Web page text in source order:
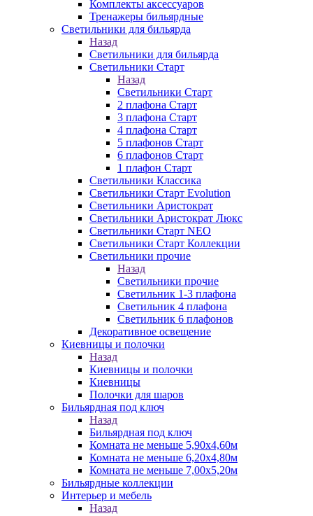
Комплекты аксессуаров
Тренажеры бильярдные
Светильники для бильярда
Назад
Светильники для бильярда
Светильники Старт
Назад
Светильники Старт
2 плафона Старт
3 плафона Старт
4 плафона Старт
5 плафонов Старт
6 плафонов Старт
1 плафон Старт
Светильники Классика
Светильники Старт Evolution
Светильники Аристократ
Светильники Аристократ Люкс
Светильники Старт NEO
Светильники Старт Коллекции
Светильники прочие
Назад
Светильники прочие
Светильник 1-3 плафона
Светильник 4 плафона
Светильник 6 плафонов
Декоративное освещение
Киевницы и полочки
Назад
Киевницы и полочки
Киевницы
Полочки для шаров
Бильярдная под ключ
Назад
Бильярдная под ключ
Комната не меньше 5,90х4,60м
Комната не меньше 6,20х4,80м
Комната не меньше 7,00х5,20м
Бильярдные коллекции
Интерьер и мебель
Назад